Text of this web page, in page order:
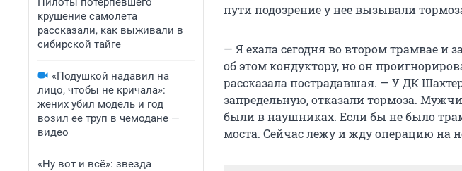
крушение самолета
рассказали, как выживали в
сибирской тайге
«Подушкой надавил на
лицо, чтобы не кричала»:
жених убил модель и год
возил ее труп в чемодане —
видео
«Ну вот и всё»: звезда
пути подозрение у нее вызывали
— Я ехала сегодня во втором трамвае и
об этом кондуктору, но он
рассказала пострадавшая. — У ДК
запредельную, отказали тормоза.
были в наушниках. Если бы не было
моста. Сейчас лежу и жду операцию на